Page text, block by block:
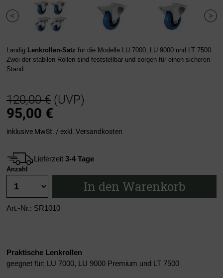
Landig Lenkrollen-Satz für die Modelle LU 7000, LU 9000 und LT 7500.
Zwei der stabilen Rollen sind feststellbar und sorgen für einen sicheren
Stand.
120,00 € (UVP)
95,00 €
inklusive MwSt. / exkl. Versandkosten
Lieferzeit 3-4 Tage
Anzahl
In den Warenkorb
Art.-Nr.: SR1010
Praktische Lenkrollen
geegnet für: LU 7000, LU 9000 Premium und LT 7500